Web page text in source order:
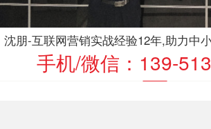
沈朋-互联网营销实战经验12年,助力中
手机/微信：139-